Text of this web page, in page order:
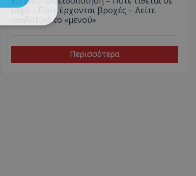
ισχύ – Πότε έρχονται βροχές – Δείτε
αναλυτικά το «μενού»
Περισσότερα